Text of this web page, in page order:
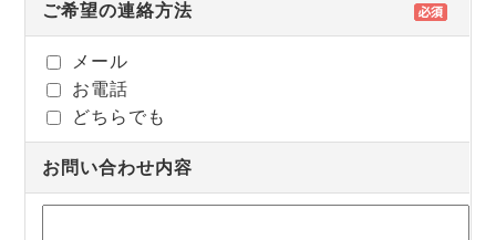
ご希望の連絡方法
メール
お電話
どちらでも
お問い合わせ内容